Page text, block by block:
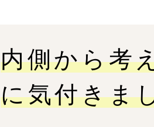
内側から考
に気付きま